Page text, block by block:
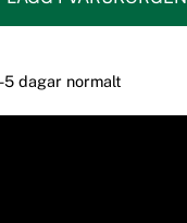
5 dagar normalt